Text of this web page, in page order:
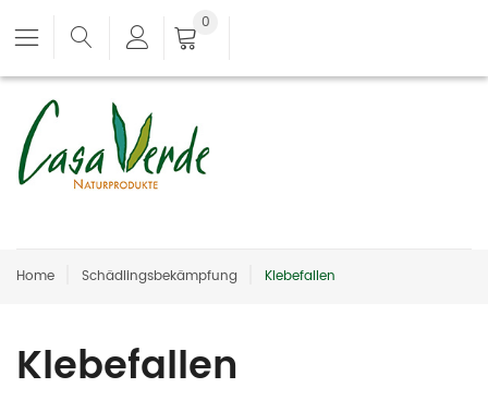
0
Home Schädlingsbekämpfung Klebefallen
Klebefallen